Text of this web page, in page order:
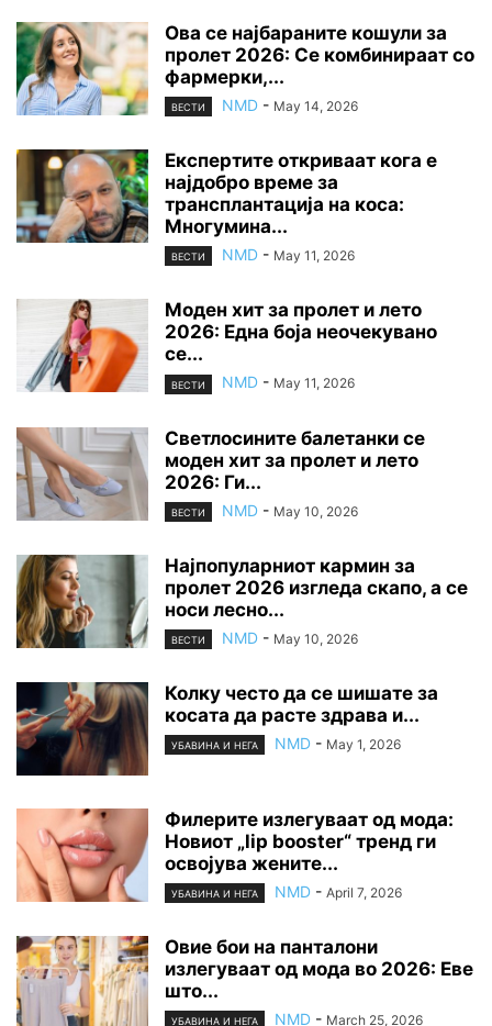
Ова се најбараните кошули за
пролет 2026: Се комбинираат со
фармерки,...
ВЕСТИ NMD - May 14, 2026
Експертите откриваат кога е
најдобро време за
трансплантација на коса:
Многумина...
ВЕСТИ NMD - May 11, 2026
Моден хит за пролет и лето
2026: Една боја неочекувано
се...
ВЕСТИ NMD - May 11, 2026
Светлосините балетанки се
моден хит за пролет и лето
2026: Ги...
ВЕСТИ NMD - May 10, 2026
Најпопуларниот кармин за
пролет 2026 изгледа скапо, а се
носи лесно...
ВЕСТИ NMD - May 10, 2026
Колку често да се шишате за
косата да расте здрава и...
УБАВИНА И НЕГА NMD - May 1, 2026
Филерите излегуваат од мода:
Новиот „lip booster“ тренд ги
освојува жените...
УБАВИНА И НЕГА NMD - April 7, 2026
Овие бои на панталони
излегуваат од мода во 2026: Еве
што...
УБАВИНА И НЕГА NMD - March 25, 2026